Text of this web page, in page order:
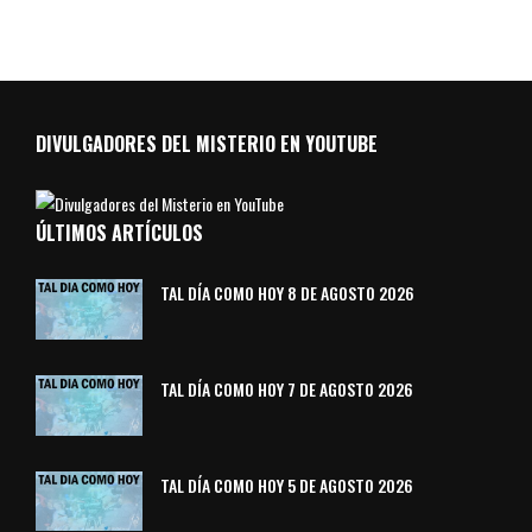
DIVULGADORES DEL MISTERIO EN YOUTUBE
ÚLTIMOS ARTÍCULOS
TAL DÍA COMO HOY 8 DE AGOSTO 2026
TAL DÍA COMO HOY 7 DE AGOSTO 2026
TAL DÍA COMO HOY 5 DE AGOSTO 2026